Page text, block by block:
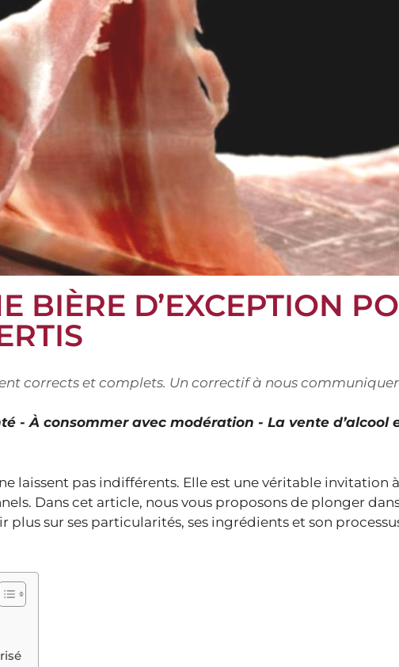
BIÈRE D’EXCEPTION
corrects et complets. Un correctif à nous
- À consommer avec modération - La vente d’alcool
laissent pas indifférents. Elle est une véritable invitation
Dans cet article, nous vous proposons de plonger
plus sur ses particularités, ses ingrédients et son